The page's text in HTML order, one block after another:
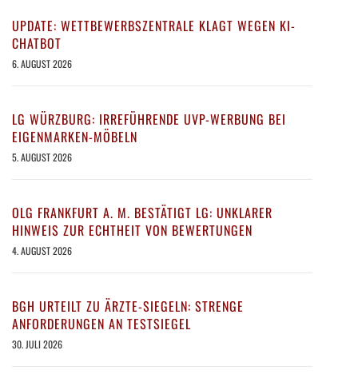
UPDATE: WETTBEWERBSZENTRALE KLAGT WEGEN KI-
CHATBOT
6. AUGUST 2026
LG WÜRZBURG: IRREFÜHRENDE UVP-WERBUNG BEI
EIGENMARKEN-MÖBELN
5. AUGUST 2026
OLG FRANKFURT A. M. BESTÄTIGT LG: UNKLARER
HINWEIS ZUR ECHTHEIT VON BEWERTUNGEN
4. AUGUST 2026
BGH URTEILT ZU ÄRZTE-SIEGELN: STRENGE
ANFORDERUNGEN AN TESTSIEGEL
30. JULI 2026